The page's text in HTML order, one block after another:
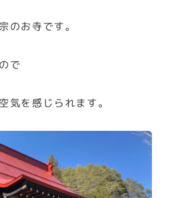
のお寺です。
で
気を感じられます。